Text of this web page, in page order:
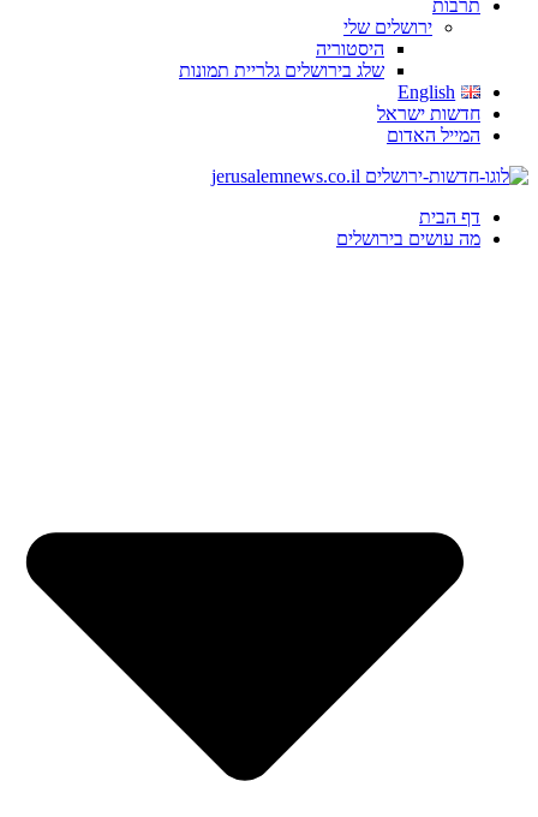
תרבות
ירושלים שלי
היסטוריה
שלג בירושלים גלריית תמונות
English
חדשות ישראל
המייל האדום
דף הבית
מה עושים בירושלים